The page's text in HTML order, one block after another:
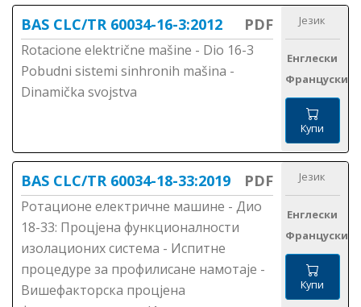
BAS CLC/TR 60034-16-3:2012 PDF
Rotacione električne mašine - Dio 16-3
Pobudni sistemi sinhronih mašina -
Dinamička svojstva
Језик
Енглески
Француски
Купи
BAS CLC/TR 60034-18-33:2019 PDF
Ротационе електричне машине - Дио
18-33: Процјена функционалности
изолационих система - Испитне
процедуре за профилисане намотаје -
Вишефакторска процјена
Језик
Енглески
Француски
Купи